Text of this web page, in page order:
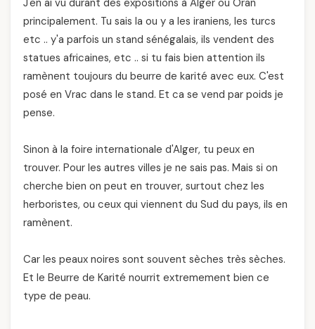
J'en ai vu durant des expositions à Alger ou Oran
principalement. Tu sais la ou y a les iraniens, les turcs
etc .. y'a parfois un stand sénégalais, ils vendent des
statues africaines, etc .. si tu fais bien attention ils
ramènent toujours du beurre de karité avec eux. C'est
posé en Vrac dans le stand. Et ca se vend par poids je
pense.
Sinon à la foire internationale d'Alger, tu peux en
trouver. Pour les autres villes je ne sais pas. Mais si on
cherche bien on peut en trouver, surtout chez les
herboristes, ou ceux qui viennent du Sud du pays, ils en
ramènent.
Car les peaux noires sont souvent sèches très sèches.
Et le Beurre de Karité nourrit extremement bien ce
type de peau.